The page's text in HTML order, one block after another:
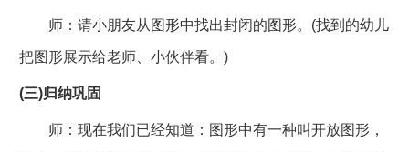
师：请小朋友从图形中找出封闭的图形。(找到的幼儿
把图形展示给老师、小伙伴看。)
(三)归纳巩固
师：现在我们已经知道：图形中有一种叫开放图形，